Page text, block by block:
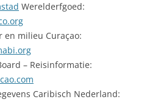
Werelderfgoed:
en milieu Curaçao:
– Reisinformatie:
Caribisch Nederland: